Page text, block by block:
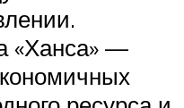
«Ханса» —